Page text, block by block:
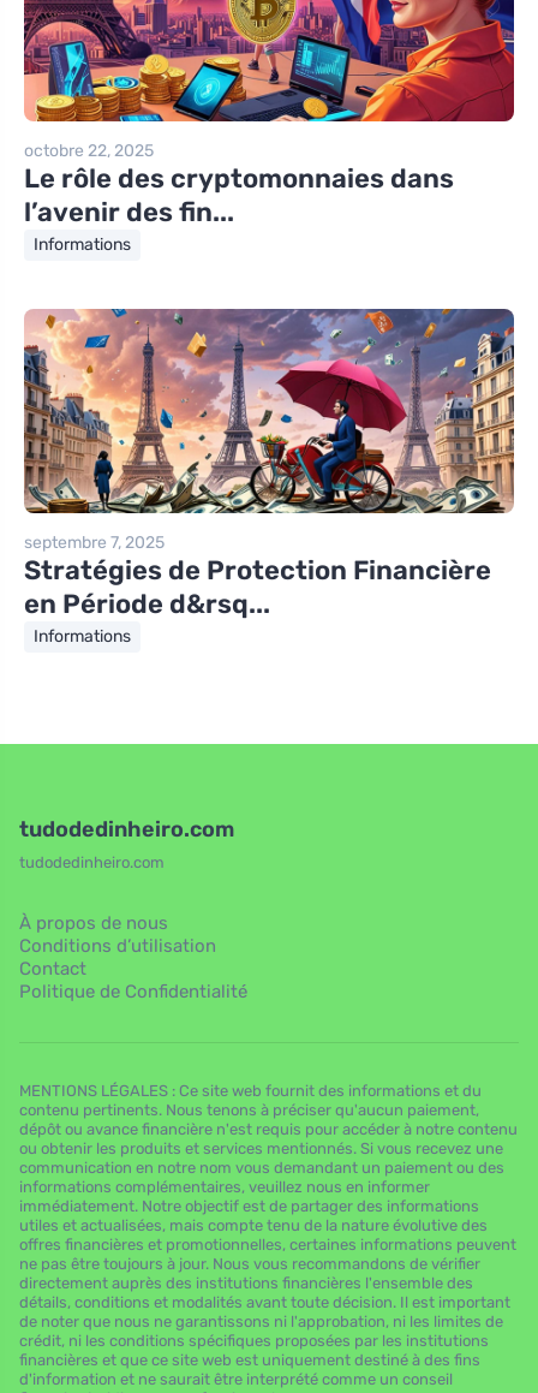
octobre 22, 2025
Le rôle des cryptomonnaies dans
l’avenir des fin...
Informations
septembre 7, 2025
Stratégies de Protection Financière
en Période d&rsq...
Informations
tudodedinheiro.com
tudodedinheiro.com
À propos de nous
Conditions d’utilisation
Contact
Politique de Confidentialité
MENTIONS LÉGALES : Ce site web fournit des informations et du
contenu pertinents. Nous tenons à préciser qu'aucun paiement,
dépôt ou avance financière n'est requis pour accéder à notre contenu
ou obtenir les produits et services mentionnés. Si vous recevez une
communication en notre nom vous demandant un paiement ou des
informations complémentaires, veuillez nous en informer
immédiatement. Notre objectif est de partager des informations
utiles et actualisées, mais compte tenu de la nature évolutive des
offres financières et promotionnelles, certaines informations peuvent
ne pas être toujours à jour. Nous vous recommandons de vérifier
directement auprès des institutions financières l'ensemble des
détails, conditions et modalités avant toute décision. Il est important
de noter que nous ne garantissons ni l'approbation, ni les limites de
crédit, ni les conditions spécifiques proposées par les institutions
financières et que ce site web est uniquement destiné à des fins
d'information et ne saurait être interprété comme un conseil